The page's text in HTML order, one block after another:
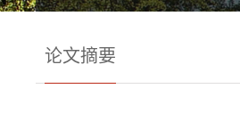
论文摘要